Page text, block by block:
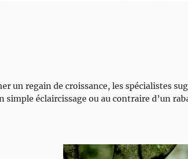
un regain de croissance, les spécialistes
éclaircissage ou au contraire d’un